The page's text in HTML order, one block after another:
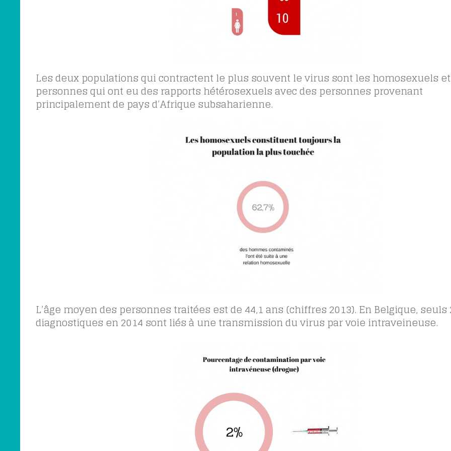
Les deux populations qui contractent le plus souvent le virus sont les homosexuels
personnes qui ont eu des rapports hétérosexuels avec des personnes provenant
principalement de pays d’Afrique subsaharienne.
L’âge moyen des personnes traitées est de 44,1 ans (chiffres 2013). En Belgique, seuls
diagnostiques en 2014 sont liés à une transmission du virus par voie intraveineuse.